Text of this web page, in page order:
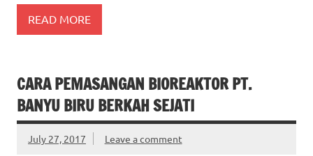
READ MORE
CARA PEMASANGAN BIOREAKTOR PT.
BANYU BIRU BERKAH SEJATI
July 27, 2017 Leave a comment